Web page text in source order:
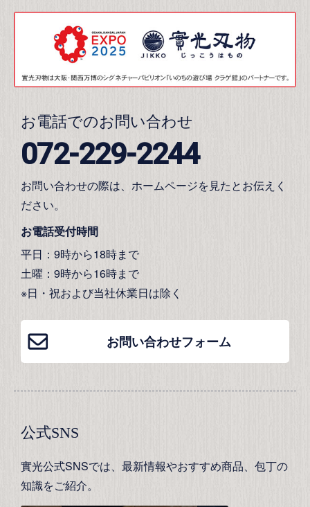
お電話でのお問い合わせ
072-229-2244
お問い合わせの際は、ホームページを見たとお伝えく
ださい。
お電話受付時間
平日：9時から18時まで
土曜：9時から16時まで
※日・祝および当社休業日は除く
お問い合わせフォーム
公式SNS
實光公式SNSでは、最新情報やおすすめ商品、包丁の
知識をご紹介。